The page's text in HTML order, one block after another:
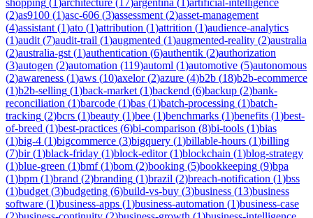
(2)as9100 (1)asc-606 (3)assessment (2)asset-management
(4)assistant (1)ato (1)attribution (1)attrition (1)audience-analytics
(1)audit (7)audit-trail (1)augmented (1)augmented-reality (2)australia
(2)australia-gst (1)authentication (6)authentik (2)authorization
(3)autogen (2)automation (119)automl (1)automotive (5)autonomous
(2)awareness (1)aws (10)axelor(2)azure (4)b2b (18)b2b-ecommerce
(1)b2b-selling (1)back-market (1)backend (6)backup (2)bank-
reconciliation (1)barcode (1)bas (1)batch-processing (1)batch-
tracking (2)bcrs (1)beauty (1)bee (1)benchmarks (1)benefits (1)best-
of-breed (1)best-practices (6)bi-comparison (8)bi-tools (1)bias
(1)big-4 (1)bigcommerce (3)bigquery (1)billable-hours (1)billing
(7)bir(1)black-friday (1)block-editor(1)blockchain (1)blog-strategy
(1)blue-green (1)bmf(1)bom (2)booking (5)bookkeeping (9)bpa
(1)bpm (1)brand (2)branding (1)brazil (2)breach-notification (1)bss
(1)budget (3)budgeting (6)build-vs-buy (3)business (13)business
software (1)business-apps (1)business-automation (1)business-case